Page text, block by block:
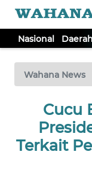
Nasional Daerah
Wahana News
Cucu
Terkait
TV
Tutup
NASIONAL
DAERAH